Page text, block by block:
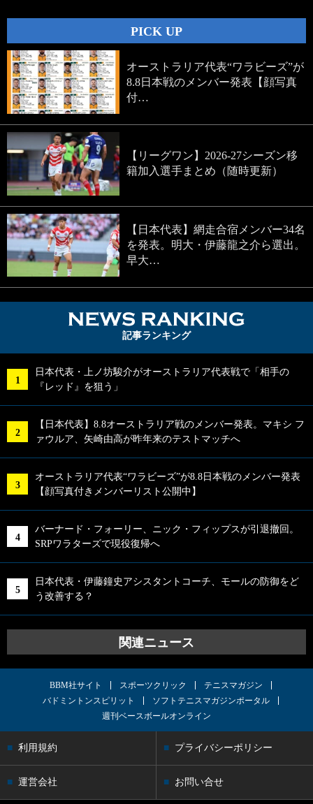
PICK UP
オーストラリア代表“ワラビーズ”が
8.8日本戦のメンバー発表【顔写真
付…
【リーグワン】2026-27シーズン移
籍加入選手まとめ（随時更新）
【日本代表】網走合宿メンバー34名
を発表。明大・伊藤龍之介ら選出。
早大…
記事ランキング
日本代表・上ノ坊駿介がオーストラリア代表戦で「相手の
『レッド』を狙う」
【日本代表】8.8オーストラリア戦のメンバー発表。マキシ フ
ァウルア、矢崎由高が昨年来のテストマッチへ
オーストラリア代表“ワラビーズ”が8.8日本戦のメンバー発表
【顔写真付きメンバーリスト公開中】
バーナード・フォーリー、ニック・フィップスが引退撤回。
SRPワラターズで現役復帰へ
日本代表・伊藤鐘史アシスタントコーチ、モールの防御をど
う改善する？
関連ニュース
BBM社サイト スポーツクリック
テニスマガジン
バドミントンスピリット
ソフトテニスマガジンポータル
週刊ベースボールオンライン
利用規約 プライバシーポリシー
運営会社 お問い合せ